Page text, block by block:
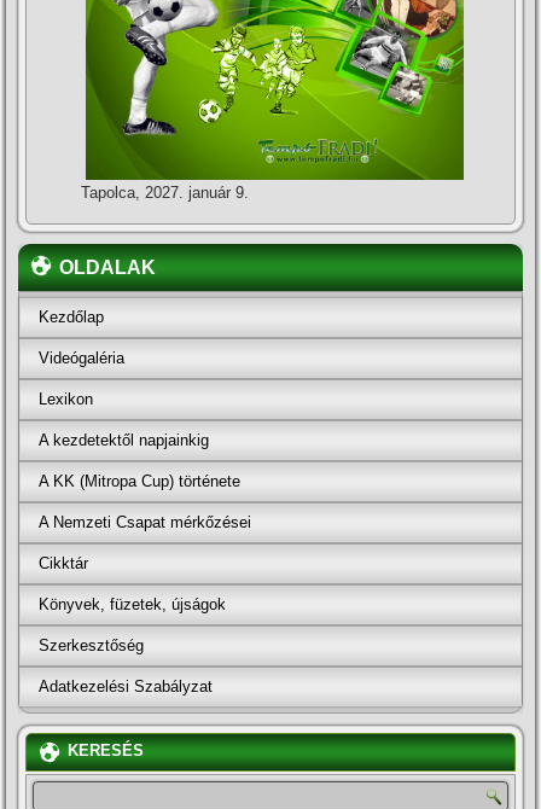
Tapolca, 2027. január 9.
OLDALAK
Kezdőlap
Videógaléria
Lexikon
A kezdetektől napjainkig
A KK (Mitropa Cup) története
A Nemzeti Csapat mérkőzései
Cikktár
Könyvek, füzetek, újságok
Szerkesztőség
Adatkezelési Szabályzat
KERESÉS